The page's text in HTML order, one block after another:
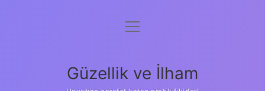
Anasayfa
Yasal Uyarı
menüyü
Güzellik ve İlham